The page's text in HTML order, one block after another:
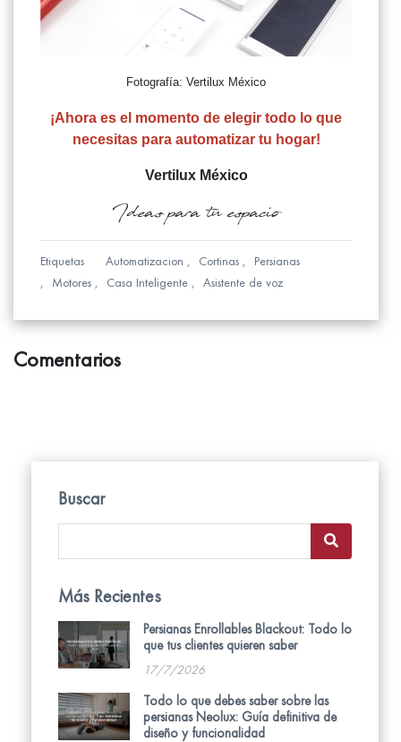
Fotografía: Vertilux México
¡Ahora es el momento de elegir todo lo que
necesitas para automatizar tu hogar!
Vertilux México
Ideas para tu espacio
Etiquetas Automatizacion Cortinas
Persianas
Motores
Casa Inteligente Asistente de voz
Comentarios
Buscar
Más Recientes
Persianas Enrollables Blackout: Todo lo
que tus clientes quieren saber
17/7/2026
Todo lo que debes saber sobre las
persianas Neolux: Guía definitiva de
diseño y funcionalidad